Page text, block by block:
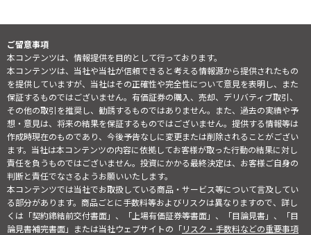
ご留意事項
本コンテンツは、情報提供を目的として行っております。
本コンテンツは、当社や当社が信頼できると考える情報源から提供されたもの
を提供していますが、当社はその正確性や完全性について意見を表明し、また
保証するものではございません。有価証券の購入、売却、デリバティブ取引、
その他の取引を推奨し、勧誘するものではありません。また、過去の実績や予
想・意見は、将来の結果を保証するものではございません。提供する情報等は
作成時現在のものであり、今後予告なしに変更または削除されることがござい
ます。当社は本コンテンツの内容に依拠してお客様が取った行動の結果に対し
責任を負うものではございません。投資にかかる最終決定は、お客様ご自身の
判断と責任でなさるようお願いいたします。
本コンテンツでは当社でお取扱している商品・サービス等について言及してい
る部分があります。商品ごとに手数料等およびリスクは異なりますので、詳し
くは「契約締結前交付書面」、「上場有価証券等書面」、「目論見書」、「目
論見書補完書面」または当社ウェブサイトの「リスク・手数料などの重要事項